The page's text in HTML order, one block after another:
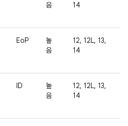
음
14
EoP
높
음
12, 12L, 13,
14
ID
높
음
12, 12L, 13,
14